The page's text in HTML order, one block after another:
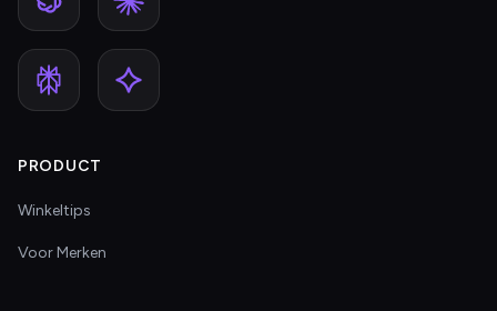
PRODUCT
Winkeltips
Voor Merken